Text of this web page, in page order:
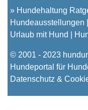
» Hundehaltung
Hundeausstellungen
Urlaub mit Hund
© 2001 - 2023
Hundeportal für
Datenschutz &